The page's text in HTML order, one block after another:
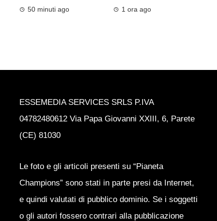
50 minuti ago 1 ora ago
ESSEMEDIA SERVICES SRLS P.IVA
04782480612 Via Papa Giovanni XXIII, 6, Parete
(CE) 81030
Le foto e gli articoli presenti su “Pianeta
Champions” sono stati in parte presi da Internet,
e quindi valutati di pubblico dominio. Se i soggetti
o gli autori fossero contrari alla pubblicazione